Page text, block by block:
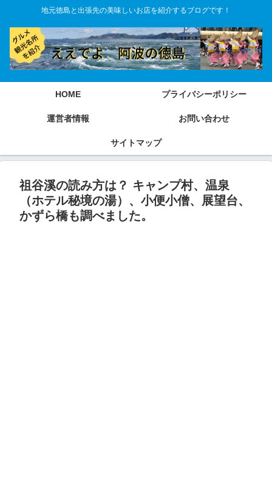
地元徳島と出張先の美味しいお店を紹介するブログです！
HOME プライバシーポリシー
運営者情報 お問い合わせ
サイトマップ
祖谷溪の読み方は？ キャンプ村、温泉
（ホテル秘境の湯）、小便小僧、展望台、
かずら橋も調べました。